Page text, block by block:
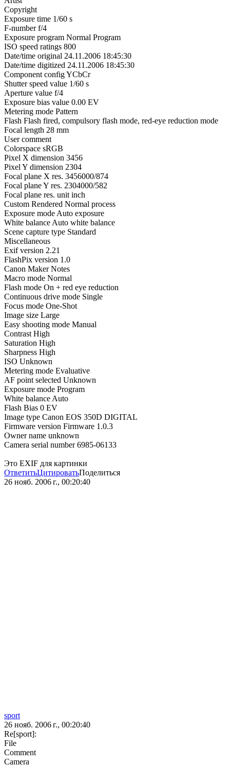
Copyright
Exposure time 1/60 s
F-number f/4
Exposure program Normal Program
ISO speed ratings 800
Date/time original 24.11.2006 18:45:30
Date/time digitized 24.11.2006 18:45:30
Component config YCbCr
Shutter speed value 1/60 s
Aperture value f/4
Exposure bias value 0.00 EV
Metering mode Pattern
Flash Flash fired, compulsory flash mode, red-eye reduction mode
Focal length 28 mm
User comment
Colorspace sRGB
Pixel X dimension 3456
Pixel Y dimension 2304
Focal plane X res. 3456000/874
Focal plane Y res. 2304000/582
Focal plane res. unit inch
Custom Rendered Normal process
Exposure mode Auto exposure
White balance Auto white balance
Scene capture type Standard
Miscellaneous
Exif version 2.21
FlashPix version 1.0
Canon Maker Notes
Macro mode Normal
Flash mode On + red eye reduction
Continuous drive mode Single
Focus mode One-Shot
Image size Large
Easy shooting mode Manual
Contrast High
Saturation High
Sharpness High
ISO Unknown
Metering mode Evaluative
AF point selected Unknown
Exposure mode Program
White balance Auto
Flash Bias 0 EV
Image type Canon EOS 350D DIGITAL
Firmware version Firmware 1.0.3
Owner name unknown
Camera serial number 6985-06133
Это EXIF для картинки
ОтветитьЦитироватьПоделиться
26 нояб. 2006 г., 00:20:40
sport
26 нояб. 2006 г., 00:20:40
Re[sport]:
File
Comment
Camera